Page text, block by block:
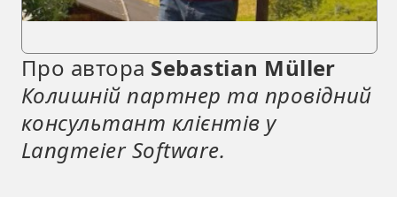
Про автора Sebastian Müller
Колишній партнер та провідний
консультант клієнтів у
Langmeier Software.